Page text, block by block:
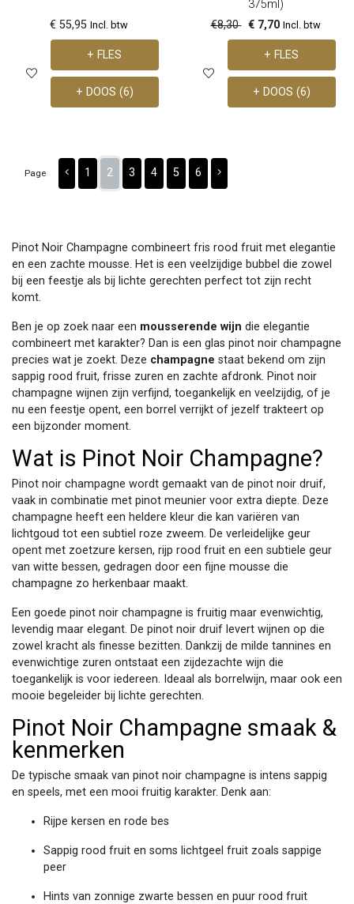
€ 55,95 Incl. btw
+ FLES
+ DOOS (6)
375ml)
€8,30 € 7,70 Incl. btw
+ FLES
+ DOOS (6)
Page 1 2 3 4 5 6
Pinot Noir Champagne combineert fris rood fruit met elegantie
en een zachte mousse. Het is een veelzijdige bubbel die zowel
bij een feestje als bij lichte gerechten perfect tot zijn recht
komt.
Ben je op zoek naar een mousserende wijn die elegantie
combineert met karakter? Dan is een glas pinot noir champagne
precies wat je zoekt. Deze champagne staat bekend om zijn
sappig rood fruit, frisse zuren en zachte afdronk. Pinot noir
champagne wijnen zijn verfijnd, toegankelijk en veelzijdig, of je
nu een feestje opent, een borrel verrijkt of jezelf trakteert op
een bijzonder moment.
Wat is Pinot Noir Champagne?
Pinot noir champagne wordt gemaakt van de pinot noir druif,
vaak in combinatie met pinot meunier voor extra diepte. Deze
champagne heeft een heldere kleur die kan variëren van
lichtgoud tot een subtiel roze zweem. De verleidelijke geur
opent met zoetzure kersen, rijp rood fruit en een subtiele geur
van witte bessen, gedragen door een fijne mousse die
champagne zo herkenbaar maakt.
Een goede pinot noir champagne is fruitig maar evenwichtig,
levendig maar elegant. De pinot noir druif levert wijnen op die
zowel kracht als finesse bezitten. Dankzij de milde tannines en
evenwichtige zuren ontstaat een zijdezachte wijn die
toegankelijk is voor iedereen. Ideaal als borrelwijn, maar ook een
mooie begeleider bij lichte gerechten.
Pinot Noir Champagne smaak &
kenmerken
De typische smaak van pinot noir champagne is intens sappig
en speels, met een mooi fruitig karakter. Denk aan:
Rijpe kersen en rode bes
Sappig rood fruit en soms lichtgeel fruit zoals sappige
peer
Hints van zonnige zwarte bessen en puur rood fruit